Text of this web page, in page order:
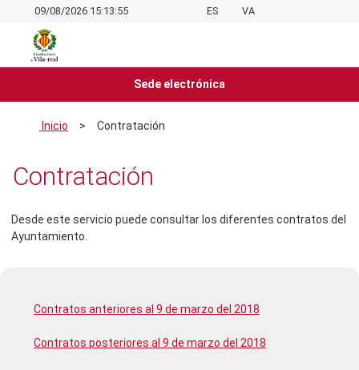
09/08/2026 15:13:55 ES VA
Sede electrónica
Inicio > Contratación
Contratación
Desde este servicio puede consultar los diferentes contratos del
Ayuntamiento.
Contratos anteriores al 9 de marzo del 2018
Contratos posteriores al 9 de marzo del 2018